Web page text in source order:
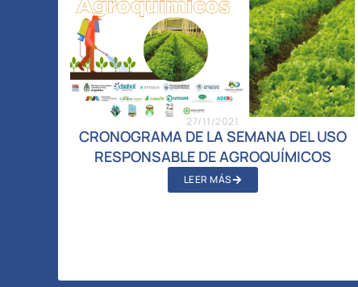
27/11/2021
CRONOGRAMA DE LA SEMANA DEL USO
RESPONSABLE DE AGROQUÍMICOS
LEER MÁS